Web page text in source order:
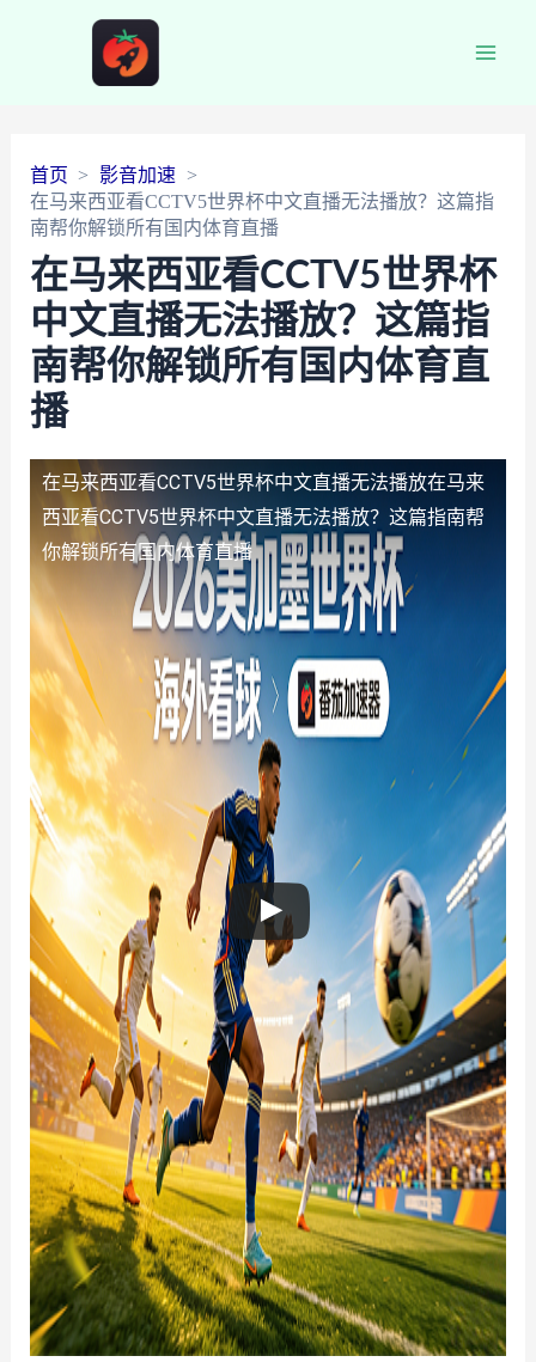
首页
影音加速
在马来西亚看CCTV5世界杯中文直播无法播放？这篇指
南帮你解锁所有国内体育直播
在马来西亚看CCTV5世界杯
中文直播无法播放？这篇指
南帮你解锁所有国内体育直
播
在马来西亚看CCTV5世界杯中文直播无法播放在马来
西亚看CCTV5世界杯中文直播无法播放？这篇指南帮
你解锁所有国内体育直播